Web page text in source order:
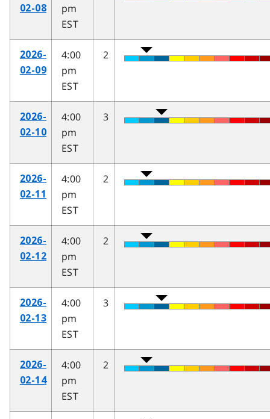
02-08
pm
EST
2026-
02-09
4:00
pm
EST
2
2026-
02-10
4:00
pm
EST
3
2026-
02-11
4:00
pm
EST
2
2026-
02-12
4:00
pm
EST
2
2026-
02-13
4:00
pm
EST
3
2026-
02-14
4:00
pm
EST
2